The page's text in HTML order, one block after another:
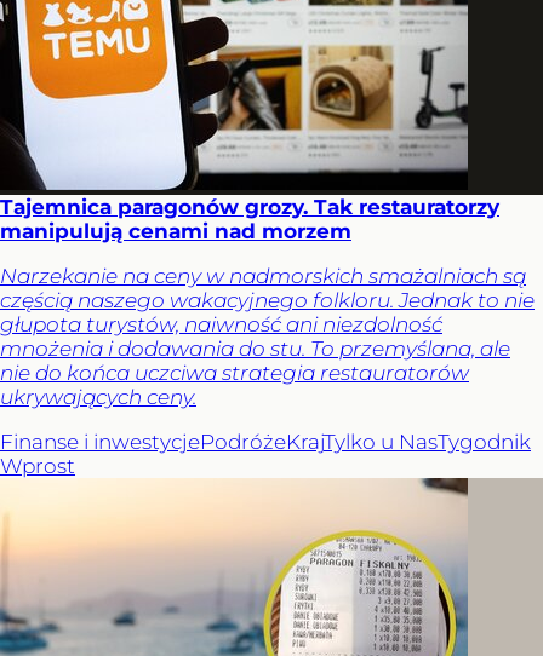
Tajemnica paragonów grozy. Tak restauratorzy
manipulują cenami nad morzem
Narzekanie na ceny w nadmorskich smażalniach są
częścią naszego wakacyjnego folkloru. Jednak to nie
głupota turystów, naiwność ani niezdolność
mnożenia i dodawania do stu. To przemyślana, ale
nie do końca uczciwa strategia restauratorów
ukrywających ceny.
Finanse i inwestycjePodróżeKrajTylko u NasTygodnik
Wprost